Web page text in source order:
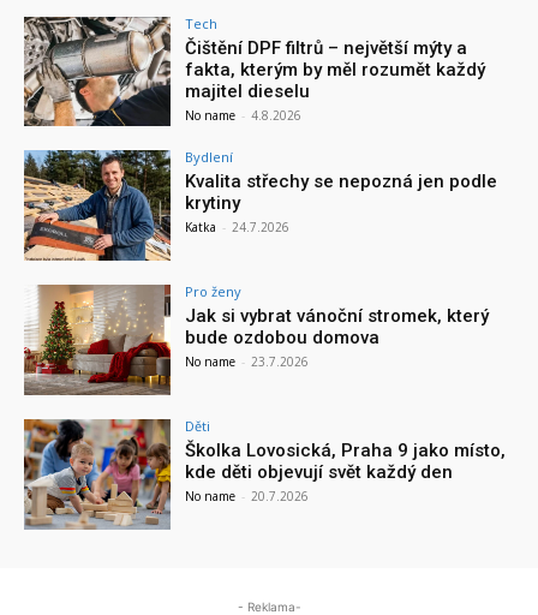
Tech
Čištění DPF filtrů – největší mýty a
fakta, kterým by měl rozumět každý
majitel dieselu
No name - 4.8.2026
Bydlení
Kvalita střechy se nepozná jen podle
krytiny
Katka - 24.7.2026
Pro ženy
Jak si vybrat vánoční stromek, který
bude ozdobou domova
No name - 23.7.2026
Děti
Školka Lovosická, Praha 9 jako místo,
kde děti objevují svět každý den
No name - 20.7.2026
- Reklama-